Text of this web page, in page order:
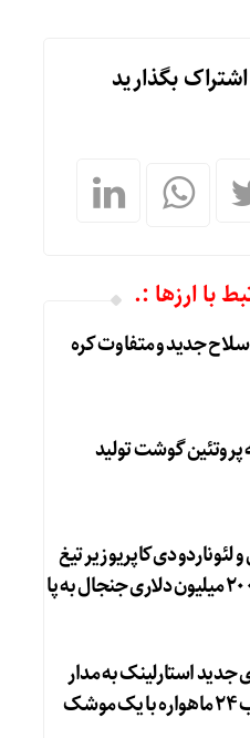
بگذارید
با ارزها :.
سلاح جدید و متفاوت کره
پروتئین گوشت تولید
دی‌کاپریو زیر تیغ
انتقاد / پروژه ۲۰۰ میلیون دلاری جنجال به پا
جدید استارلینک به مدار